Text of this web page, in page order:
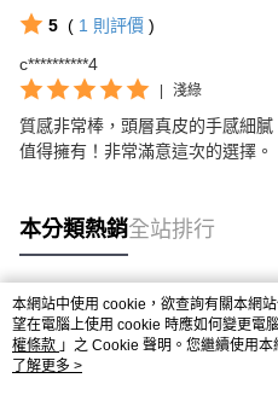
5 ( 1 則評價 )
c**********4
淺綠
質感非常棒，頭層真皮的手感細
值得擁有！非常滿意這次的選擇。
本分類熱銷全站排行
熱門標籤
本網站中使用 cookie，欲查詢有關本網
望在電腦上使用 cookie 時應如何變更電
權條款 」之 Cookie 聲明。您繼續使用
用條款之 Cookie 聲明使用 cookie。
了解更多 >